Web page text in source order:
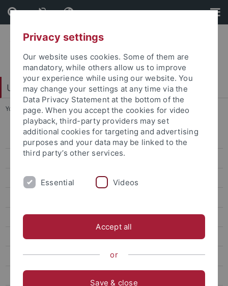
Skip
to
content
Skip
to
footer
Universitätsbibliothek
You are here: Startseite ... Astronomie
Fachgebiete
Ägyptologie
Allgemeine Rhetorik
Allgemeine u. vergleichende Sprachwissenschaft
Alte Geschichte
Alter Orient
Anglistik, Amerikanistik
Privacy settings
Our website uses cookies. Some of them are
mandatory, while others allow us to improve
your experience while using our website. You
may change your settings at any time via the
Data Privacy Statement at the bottom of the
page. When you accept the cookies for video
playback, third-party providers may set
additional cookies for targeting and advertising
purposes and your data may be linked to the
third party’s other services.
Essential Videos
Accept all
or
Save & close